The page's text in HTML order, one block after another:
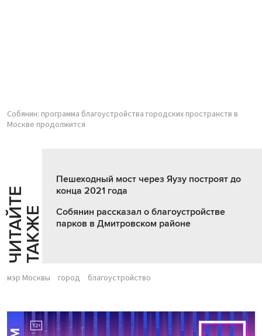
Собянин: программа благоустройства городских пространств в
Москве продолжится
Ч
И
Т
АЙ
Т
Е
Т
А
К
ЖЕ
Пешеходный мост через Яузу построят до
конца 2021 года
Собянин рассказал о благоустройстве
парков в Дмитровском районе
мэр Москвы город благоустройство